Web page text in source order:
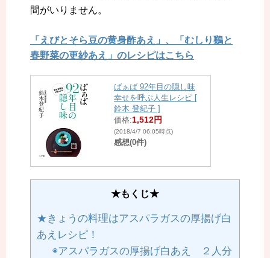
間がいりません。
「えびとそら豆の黄身酢あえ」、「むしり鷄と
春野菜の更紗あえ」のレシピはこちら
ばぁば 92年目の隠し味
幸せを呼ぶ人生レシピ [
鈴木 登紀子 ]
価格:1,512円
(2018/4/7 06:05時点)
感想(0件)
★もくじ★
★きょうの料理はアスパラガスの厚揚げ白
あえレシピ！
◉アスパラガスの厚揚げ白あえ ２人分